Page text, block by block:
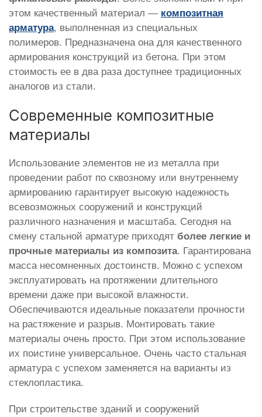
этом качественный материал — композитная
арматура, выполненная из специальных
полимеров. Предназначена она для качественного
армирования конструкций из бетона. При этом
стоимость ее в два раза доступнее традиционных
аналогов из стали.
Современные композитные
материалы
Использование элементов не из металла при
проведении работ по сквозному или внутреннему
армированию гарантирует высокую надежность
всевозможных сооружений и конструкций
различного назначения и масштаба. Сегодня на
смену стальной арматуре приходят более легкие и
прочные материалы из композита. Гарантирована
масса несомненных достоинств. Можно с успехом
эксплуатировать на протяжении длительного
времени даже при высокой влажности.
Обеспечиваются идеальные показатели прочности
на растяжение и разрыв. Монтировать такие
материалы очень просто. При этом использование
их поистине универсальное. Очень часто стальная
арматура с успехом заменяется на варианты из
стеклопластика.
При строительстве зданий и сооружений